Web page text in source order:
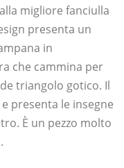
migliore fanciulla
presenta un
in
che cammina per
triangolo gotico. Il
presenta le insegne
È un pezzo molto